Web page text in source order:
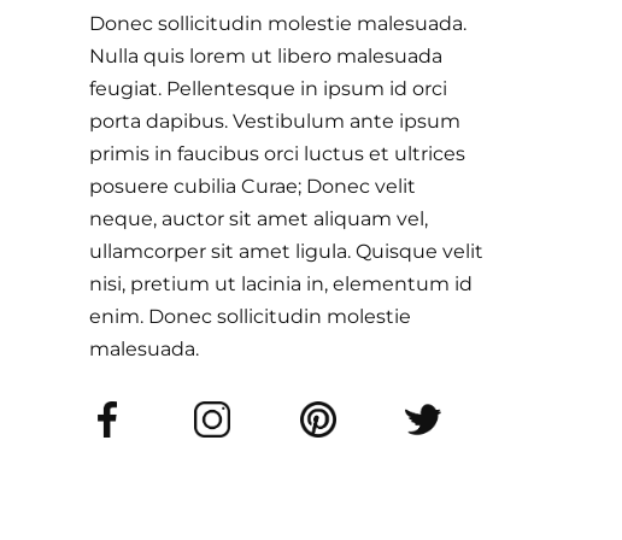
Donec sollicitudin molestie malesuada.
Nulla quis lorem ut libero malesuada
feugiat. Pellentesque in ipsum id orci
porta dapibus. Vestibulum ante ipsum
primis in faucibus orci luctus et ultrices
posuere cubilia Curae; Donec velit
neque, auctor sit amet aliquam vel,
ullamcorper sit amet ligula. Quisque velit
nisi, pretium ut lacinia in, elementum id
enim. Donec sollicitudin molestie
malesuada.